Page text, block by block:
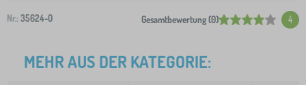
Nr.: 35624-0 Gesamtbewertung (0) 4
MEHR AUS DER KATEGORIE: